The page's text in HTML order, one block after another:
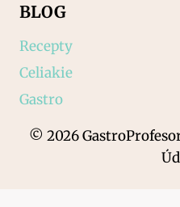
BLOG
Recepty
Celiakie
Gastro
© 2026